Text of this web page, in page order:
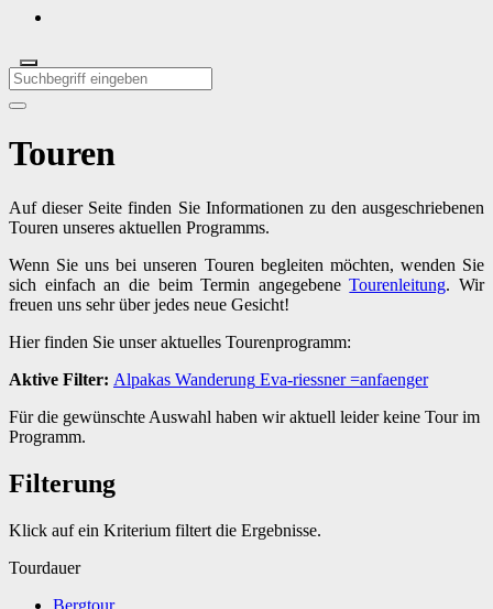
Touren
Auf dieser Seite finden Sie Informationen zu den ausgeschriebenen
Touren unseres aktuellen Programms.
Wenn Sie uns bei unseren Touren begleiten möchten, wenden Sie
sich einfach an die beim Termin angegebeneTourenleitung. Wir
freuen uns sehr über jedes neue Gesicht!
Hier finden Sie unser aktuelles Tourenprogramm:
Aktive Filter: Alpakas Wanderung Eva-riessner=anfaenger
Für die gewünschte Auswahl haben wir aktuell leider keine Tour im
Programm.
Filterung
Klick auf ein Kriterium filtert die Ergebnisse.
Tourdauer
Bergtour